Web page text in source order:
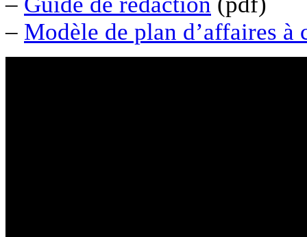
– Modèle de plan d’affaires